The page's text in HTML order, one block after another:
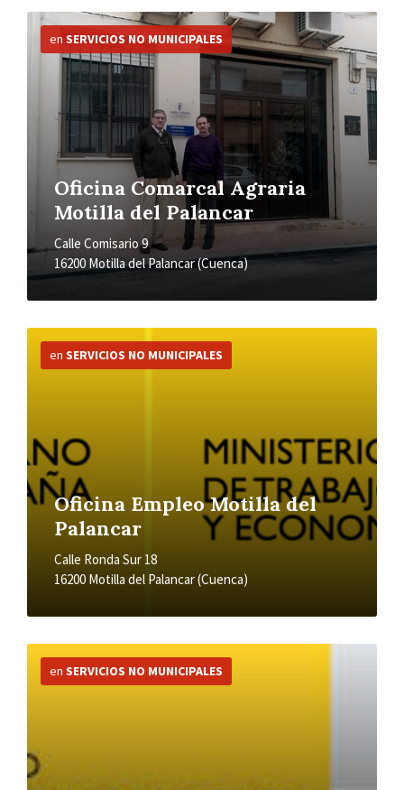
Oficina Comarcal Agraria
Motilla del Palancar
Calle Comisario 9
16200 Motilla del Palancar (Cuenca)
en SERVICIOS NO MUNICIPALES
Más
información
Oficina Empleo Motilla del
Palancar
Calle Ronda Sur 18
16200 Motilla del Palancar (Cuenca)
en SERVICIOS NO MUNICIPALES
Más
información
en SERVICIOS NO MUNICIPALES
Más
información